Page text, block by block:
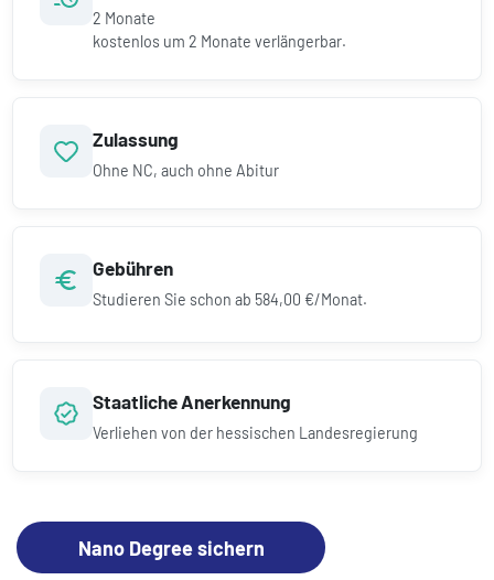
2 Monate
kostenlos um2 Monate verlängerbar.
Zulassung
Ohne NC, auch ohne Abitur
Gebühren
Studieren Sie schon ab 584,00 €/Monat.
Staatliche Anerkennung
Verliehen von der hessischen Landesregierung
Nano Degree sichern